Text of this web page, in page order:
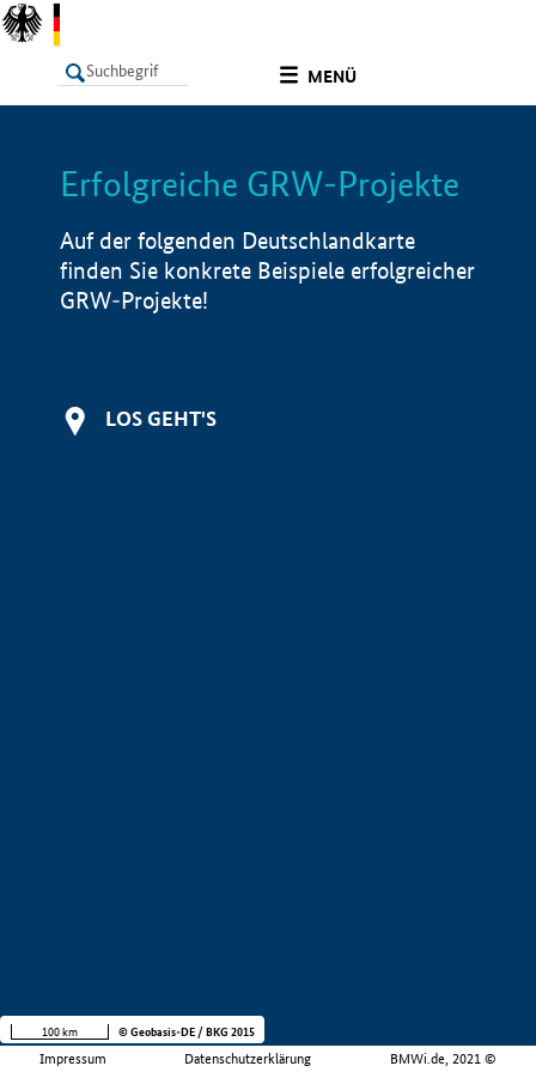
MENÜ
LISTE Info
Erfolgreiche GRW-Projekte
Auf der folgenden Deutschlandkarte
finden Sie konkrete Beispiele erfolgreicher
GRW-Projekte!
LOS GEHT'S
Impressum Datenschutzerklärung BMWi.de, 2021 ©
100 km © Geobasis-DE / BKG 2015